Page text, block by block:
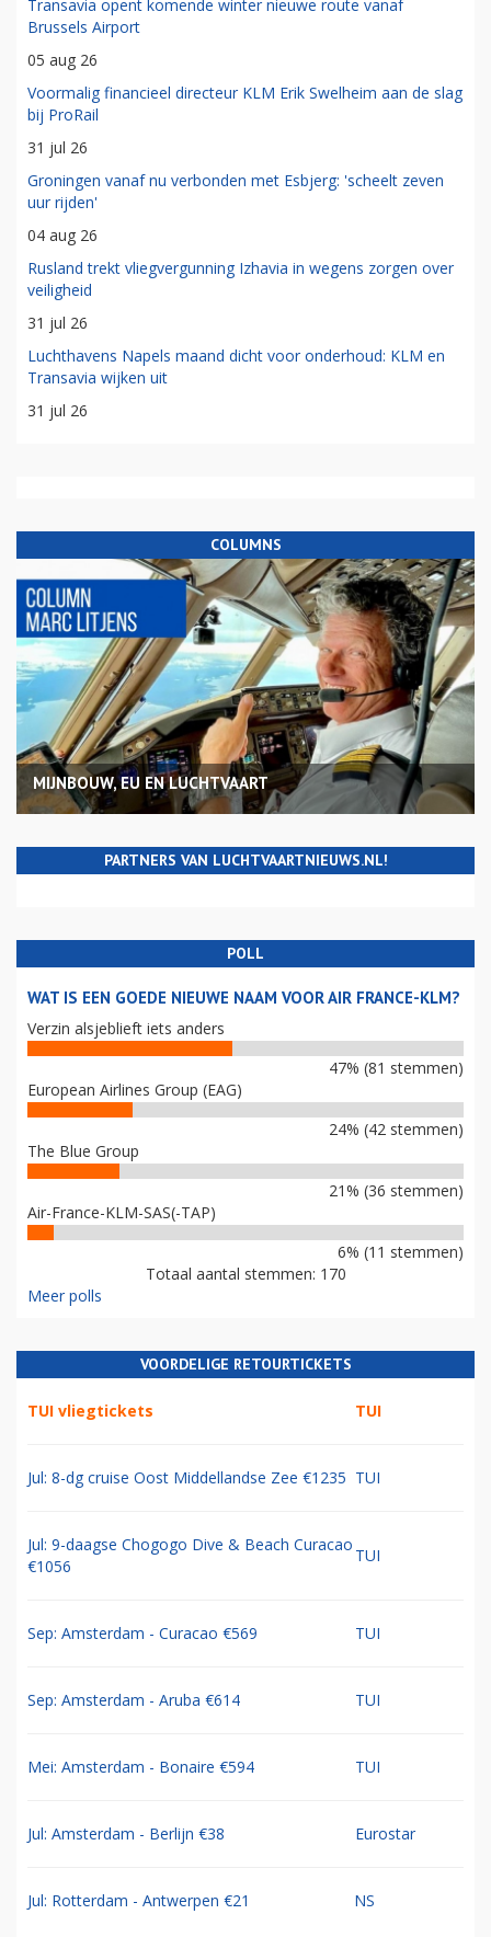
Transavia opent komende winter nieuwe route vanaf
Brussels Airport
05 aug 26
Voormalig financieel directeur KLM Erik Swelheim aan de slag
bij ProRail
31 jul 26
Groningen vanaf nu verbonden met Esbjerg: 'scheelt zeven
uur rijden'
04 aug 26
Rusland trekt vliegvergunning Izhavia in wegens zorgen over
veiligheid
31 jul 26
Luchthavens Napels maand dicht voor onderhoud: KLM en
Transavia wijken uit
31 jul 26
COLUMNS
MIJNBOUW, EU EN LUCHTVAART
PARTNERS VAN LUCHTVAARTNIEUWS.NL!
POLL
WAT IS EEN GOEDE NIEUWE NAAM VOOR AIR FRANCE-KLM?
Verzin alsjeblieft iets anders
47% (81 stemmen)
European Airlines Group (EAG)
24% (42 stemmen)
The Blue Group
21% (36 stemmen)
Air-France-KLM-SAS(-TAP)
6% (11 stemmen)
Totaal aantal stemmen: 170
Meer polls
VOORDELIGE RETOURTICKETS
TUI vliegtickets TUI
Jul: 8-dg cruise Oost Middellandse Zee €1235 TUI
Jul: 9-daagse Chogogo Dive & Beach Curacao
€1056
TUI
Sep: Amsterdam - Curacao €569 TUI
Sep: Amsterdam - Aruba €614 TUI
Mei: Amsterdam - Bonaire €594 TUI
Jul: Amsterdam - Berlijn €38 Eurostar
Jul: Rotterdam - Antwerpen €21 NS